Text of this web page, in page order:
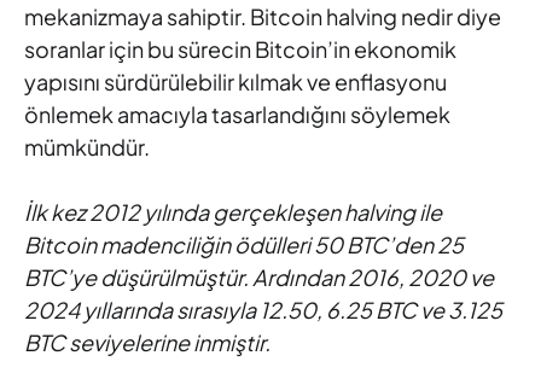
mekanizmaya sahiptir. Bitcoin halving nedir diye
soranlar için bu sürecin Bitcoin’in ekonomik
yapısını sürdürülebilir kılmak ve enflasyonu
önlemek amacıyla tasarlandığını söylemek
mümkündür.
İlk kez 2012 yılında gerçekleşen halving ile
Bitcoin madenciliğin ödülleri 50 BTC’den 25
BTC’ye düşürülmüştür. Ardından 2016, 2020 ve
2024 yıllarında sırasıyla 12.50, 6.25 BTC ve 3.125
BTC seviyelerine inmiştir.